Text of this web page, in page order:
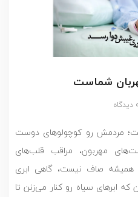
شماست
0 دیدگاه
مردمش رو کوچولوهای دوست
مهربون، مراقب قلب‌های
صاف نیست، گاهی ابری
ابرهای سیاه رو کنار می‌زنن تا